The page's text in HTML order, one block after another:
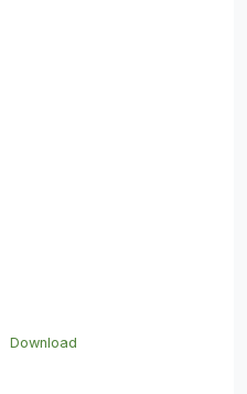
Download